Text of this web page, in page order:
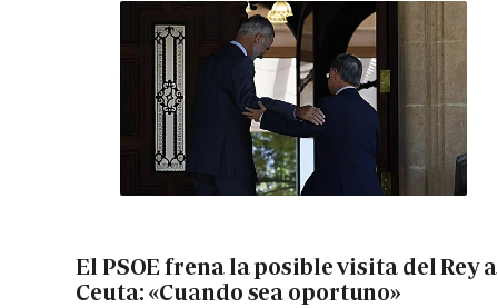
El PSOE frena la posible visita del Rey a
Ceuta: «Cuando sea oportuno»